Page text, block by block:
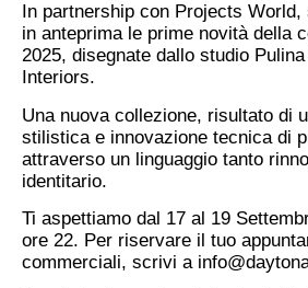
In partnership con Projects
in anteprima le prime novità della
2025, disegnate dallo studio
Interiors.
Una nuova collezione, risultato di
stilistica e innovazione tecnica di
attraverso un linguaggio tanto
identitario.
Ti aspettiamo dal 17 al 19
ore 22. Per riservare il tuo
commerciali, scrivi a